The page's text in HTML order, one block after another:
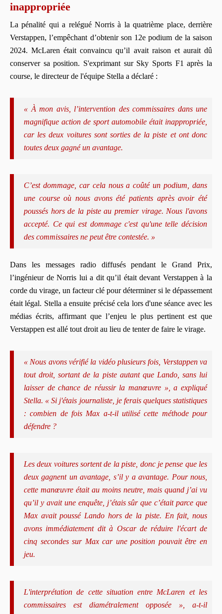
inappropriée
La pénalité qui a relégué Norris à la quatrième place, derrière
Verstappen, l’empêchant d’obtenir son 12e podium de la saison
2024. McLaren était convaincu qu’il avait raison et aurait dû
conserver sa position. S'exprimant sur Sky Sports F1 après la
course, le directeur de l'équipe Stella a déclaré :
« À mon avis, l’intervention des commissaires dans une
magnifique action de sport automobile était inappropriée,
car les deux voitures sont sorties de la piste et ont donc
toutes deux gagné un avantage.
C’est dommage, car cela nous a coûté un podium, dans
une course où nous avons été patients après avoir été
poussés hors de la piste au premier virage. Nous l'avons
accepté. Ce qui est dommage c'est qu'une telle décision
des commissaires ne peut être contestée. »
Dans les messages radio diffusés pendant le Grand Prix,
l’ingénieur de Norris lui a dit qu’il était devant Verstappen à la
corde du virage, un facteur clé pour déterminer si le dépassement
était légal. Stella a ensuite précisé cela lors d'une séance avec les
médias écrits, affirmant que l’enjeu le plus pertinent est que
Verstappen est allé tout droit au lieu de tenter de faire le virage.
« Nous avons vérifié la vidéo plusieurs fois, Verstappen va
tout droit, sortant de la piste autant que Lando, sans lui
laisser de chance de réussir la manœuvre », a expliqué
Stella. « Si j'étais journaliste, je ferais quelques statistiques
: combien de fois Max a-t-il utilisé cette méthode pour
défendre ?
Les deux voitures sortent de la piste, donc je pense que les
deux gagnent un avantage, s’il y a avantage. Pour nous,
cette manœuvre était au moins neutre, mais quand j’ai vu
qu’il y avait une enquête, j’étais sûr que c’était parce que
Max avait poussé Lando hors de la piste. En fait, nous
avons immédiatement dit à Oscar de réduire l'écart de
cinq secondes sur Max car une position pouvait être en
jeu.
L'interprétation de cette situation entre McLaren et les
commissaires est diamétralement opposée », a-t-il